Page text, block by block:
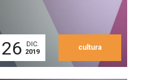
26
DIC.
2019
cultura